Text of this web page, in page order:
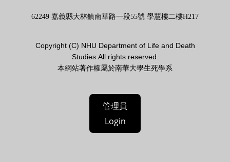
62249 嘉義縣大林鎮南華路一段55號 學慧樓二樓H217
Copyright (C) NHU Department of Life and Death
Studies All rights reserved.
本網站著作權屬於南華大學生死學系
管理員
Login